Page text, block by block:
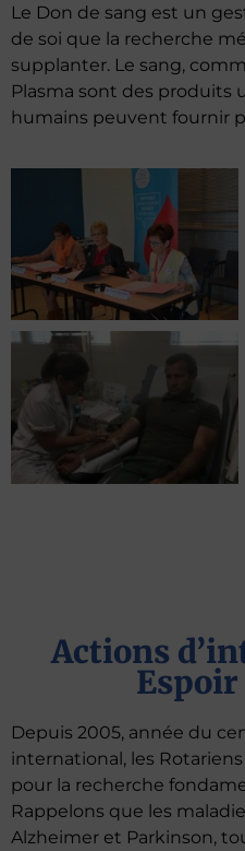
Le Don de sang est un
de soi que la recherche
supplanter. Le sang,
Plasma sont des produits
humains peuvent fournir
Actions
Espoir
Depuis 2005, année du
international, les
pour la recherche
Rappelons que les
Alzheimer et Parkinson,